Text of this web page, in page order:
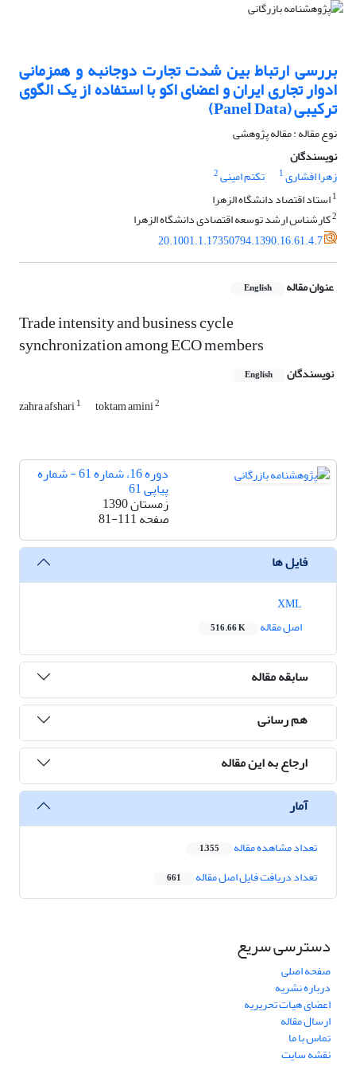
بررسی ارتباط بین شدت تجارت دوجانبه و همزمانی
ادوار تجاری ایران و اعضای اکو با استفاده از یک الگوی
ترکیبی (Panel Data)
نوع مقاله : مقاله پژوهشی
نویسندگان
زهرا افشاری1 تکتم امینی2
1استاد اقتصاد دانشگاه الزهرا
2کارشناس ارشد توسعه اقتصادی دانشگاه الزهرا
20.1001.1.17350794.1390.16.61.4.7
عنوان مقاله English
Trade intensity and business cycle
synchronization among ECO members
نویسندگان English
zahra afshari1 toktam amini2
دوره 16، شماره 61 - شماره
پیاپی 61
زمستان 1390
صفحه81-111
فایل ها
اصل مقاله
516.66 K
سابقه مقاله
هم رسانی
ارجاع به این مقاله
آمار
تعداد مشاهده مقاله 1,355
تعداد دریافت فایل اصل مقاله 661
دسترسی سریع
صفحه اصلی
درباره نشریه
اعضای هیات تحریریه
ارسال مقاله
تماس با ما
نقشه سایت